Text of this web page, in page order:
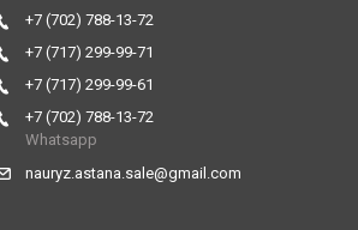
+7 (702) 788-13-72
+7 (717) 299-99-71
+7 (717) 299-99-61
+7 (702) 788-13-72
Whatsapp
nauryz.astana.sale@gmail.com